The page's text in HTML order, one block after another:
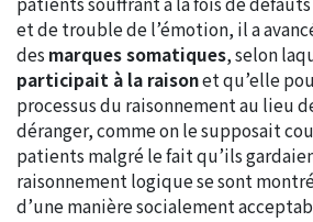
et de trouble de l’émotion, il a
des marques somatiques, selon
participait à la raisonet qu’elle
processus du raisonnement au lieu
déranger, comme on le supposait
patients malgré le fait qu’ils
raisonnement logique se sont
d’une manière socialement